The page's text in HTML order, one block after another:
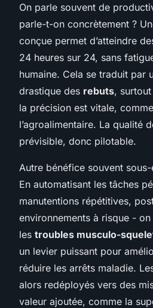
On parle souvent de
parle-t-on concrètement ?
conçue permet d’atteindre
24 heures sur 24, sans
humaine. Cela se traduit par
drastique des rebuts,
la précision est vitale,
l’agroalimentaire. La qualité
prévisible, donc pilotable.
Autre bénéfice souvent
En automatisant les tâches
manutentions répétitives,
environnements à risque -
les troubles musculo-
un levier puissant pour
réduire les arrêts maladie.
alors redéployés vers des
valeur ajoutée, comme la